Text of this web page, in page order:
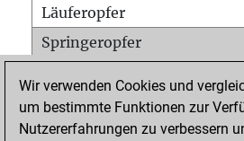
Läuferopfer
Springeropfer
Matt auf vollem Brett
Bauer setzt Matt
Wir verwenden Cookies und
um bestimmte Funktionen zur
Nutzererfahrungen zu verbessern